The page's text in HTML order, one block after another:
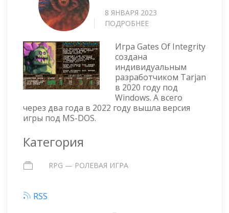
8 ЯНВАРЯ 2023
ПОДРОБНЕЕ
OF
Игра Gates Of Integrity
создана
индивидуальным
разработчиком Tarjan
в 2020 году под
Windows. А всего
через два года в 2022 году вышла версия
игры под MS-DOS.
Категория
RPG — РОЛЕВАЯ ИГРА
RSS